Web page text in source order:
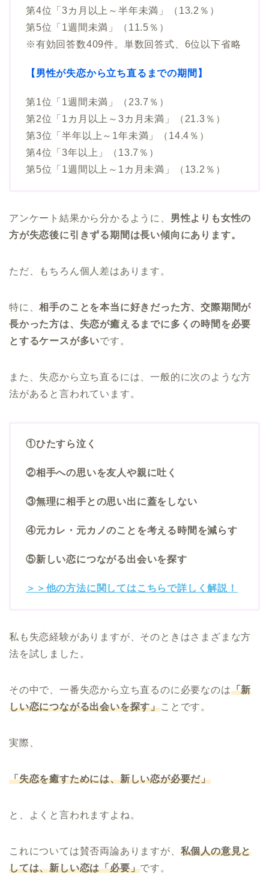
第4位「3カ月以上～半年未満」（13.2％）
第5位「1週間未満」（11.5％）
※有効回答数409件。単数回答式、6位以下省略
【男性が失恋から立ち直るまでの期間】
第1位「1週間未満」（23.7％）
第2位「1カ月以上～3カ月未満」（21.3％）
第3位「半年以上～1年未満」（14.4％）
第4位「3年以上」（13.7％）
第5位「1週間以上～1カ月未満」（13.2％）
アンケート結果から分かるように、 男性よりも女性の
方が失恋後に引きずる期間は長い傾向にあります。
ただ、もちろん個人差はあります。
特に、相手のことを本当に好きだった方、交際期間が
長かった方は、失恋が癒えるまでに多くの時間を必要
とするケースが多いです。
また、失恋から立ち直るには、一般的に次のような方
法があると言われています。
①ひたすら泣く
②相手への思いを友人や親に吐く
③無理に相手との思い出に蓋をしない
④元カレ・元カノのことを考える時間を減らす
⑤新しい恋につながる出会いを探す
＞＞他の方法に関してはこちらで詳しく解説！
私も失恋経験がありますが、そのときはさまざまな方
法を試しました。
その中で、一番失恋から立ち直るのに必要なのは「新
しい恋につながる出会いを探す」ことです。
実際、
「失恋を癒すためには、新しい恋が必要だ」
と、よくと言われますよね。
これについては賛否両論ありますが、 私個人の意見と
しては、新しい恋は「必要」です。